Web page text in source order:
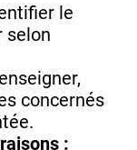
le
selon
concernés
: